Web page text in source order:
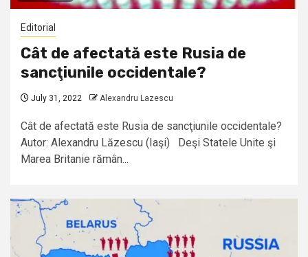
Editorial
Cât de afectată este Rusia de
sancţiunile occidentale?
July 31, 2022 Alexandru Lazescu
Cât de afectată este Rusia de sancţiunile occidentale?
Autor: Alexandru Lăzescu (Iaşi) Deşi Statele Unite şi
Marea Britanie rămân...